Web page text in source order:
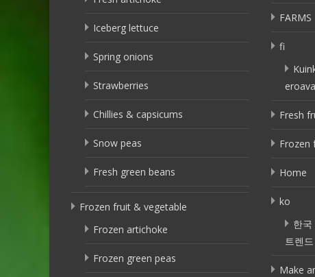
Iceberg lettuce
Spring onions
Strawberries
Chillies & capsicums
Snow peas
Fresh green beans
Frozen fruit & vegetable
Frozen artichoke
Frozen green peas
FARMS
fi
Fresh
Frozen
Home
ko
한
트렌드
Make